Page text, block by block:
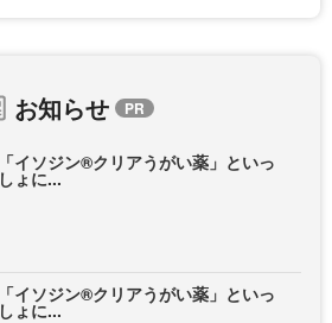
お知らせ
「イソジン®クリアうがい薬」といっ
しょに...
「イソジン®クリアうがい薬」といっ
しょに...